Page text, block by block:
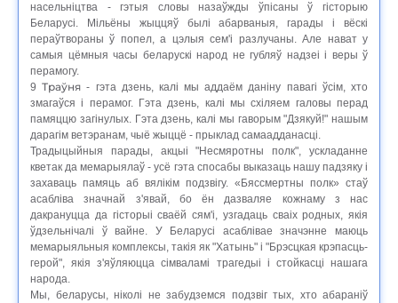
насельніцтва - гэтыя словы назаўжды ўпісаны ў гісторыю
Беларусі. Мільёны жыццяў былі абарваныя, гарады і вёскі
пераўтвораны ў попел, а цэлыя сем'і разлучаны. Але нават у
самыя цёмныя часы беларускі народ не губляў надзеі і веры ў
перамогу.
9Траўня - гэта дзень, калі мы аддаём даніну павагі ўсім, хто
змагаўся і перамог. Гэта дзень, калі мы схіляем галовы перад
памяццю загінулых. Гэта дзень, калі мы гаворым "Дзякуй!" нашым
дарагім ветэранам, чыё жыццё - прыклад самаадданасці.
Традыцыйныя парады, акцыі "Несмяротны полк", ускладанне
кветак да мемарыялаў - усё гэта спосабы выказаць нашу падзяку і
захаваць памяць аб вялікім подзвігу. «Бяссмертны полк» стаў
асабліва значнай з'явай, бо ён дазваляе кожнаму з нас
дакрануцца да гісторыі сваёй сям'і, узгадаць сваіх родных, якія
ўдзельнічалі ў вайне. У Беларусі асаблівае значэнне маюць
мемарыяльныя комплексы, такія як "Хатынь" і "Брэсцкая крэпасць-
герой", якія з'яўляюцца сімваламі трагедыі і стойкасці нашага
народа.
Мы, беларусы, ніколі не забудземся подзвіг тых, хто абараніў